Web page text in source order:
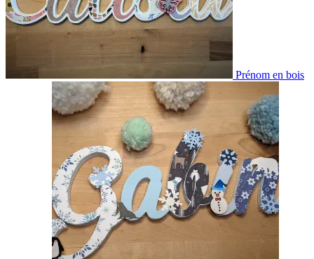
Prénom en bois